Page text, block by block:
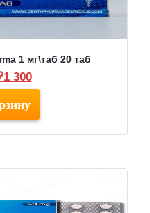
1 мг\таб 20 таб
1 300Текущая
цена:
300.